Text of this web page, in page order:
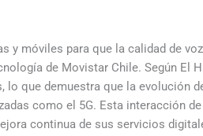
y móviles para que la calidad de
de Movistar Chile. Según El
que demuestra que la evolución
como el 5G. Esta interacción
continua de sus servicios